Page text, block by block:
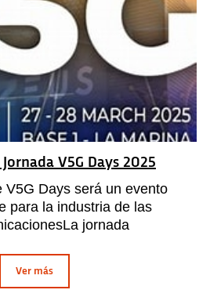
Jornada V5G Days 2025
V5G Days será un evento
para la industria de las
jornada
Ver más